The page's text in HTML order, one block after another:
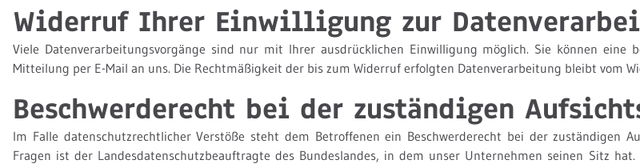
Widerruf Ihrer Einwilligung zur
Viele Datenverarbeitungsvorgänge sind nur mit Ihrer ausdrücklichen Einwilligung möglich. Sie können
Mitteilung per E-Mail an uns. Die Rechtmäßigkeit der bis zum Widerruf erfolgten Datenverarbeitung bleibt vom
Beschwerderecht bei der zuständigen
Im Falle datenschutzrechtlicher Verstöße steht dem Betroffenen ein Beschwerderecht bei der zuständigen
Fragen ist der Landesdatenschutzbeauftragte des Bundeslandes, in dem unser Unternehmen seinen Sitz